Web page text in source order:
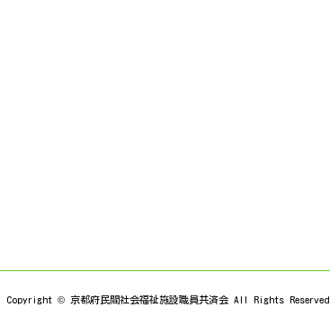
Copyright © 京都府民間社会福祉施設職員共済会 All Rights Reserved.